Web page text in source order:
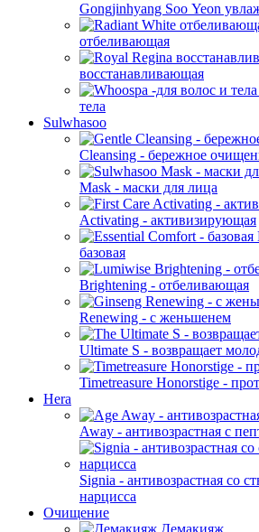
Gongjinhyang Soo Yeon
отбеливающая
восстанавливающая
тела
Sulwhasoo
Cleansing - бережное
Mask - маски для лица
Activating - активизирующая
базовая
Brightening - отбеливающая
Renewing - с женьшенем
Ultimate S - возвращает
Timetreasure Honorstige -
Hera
Away - антивозрастная с
Signia - антивозрастная со
нарцисса
Очищение
Демакияж